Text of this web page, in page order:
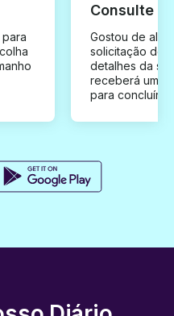
Consulte e
Gostou de
solicitação de
detalhes da
receberá uma
para concluír a